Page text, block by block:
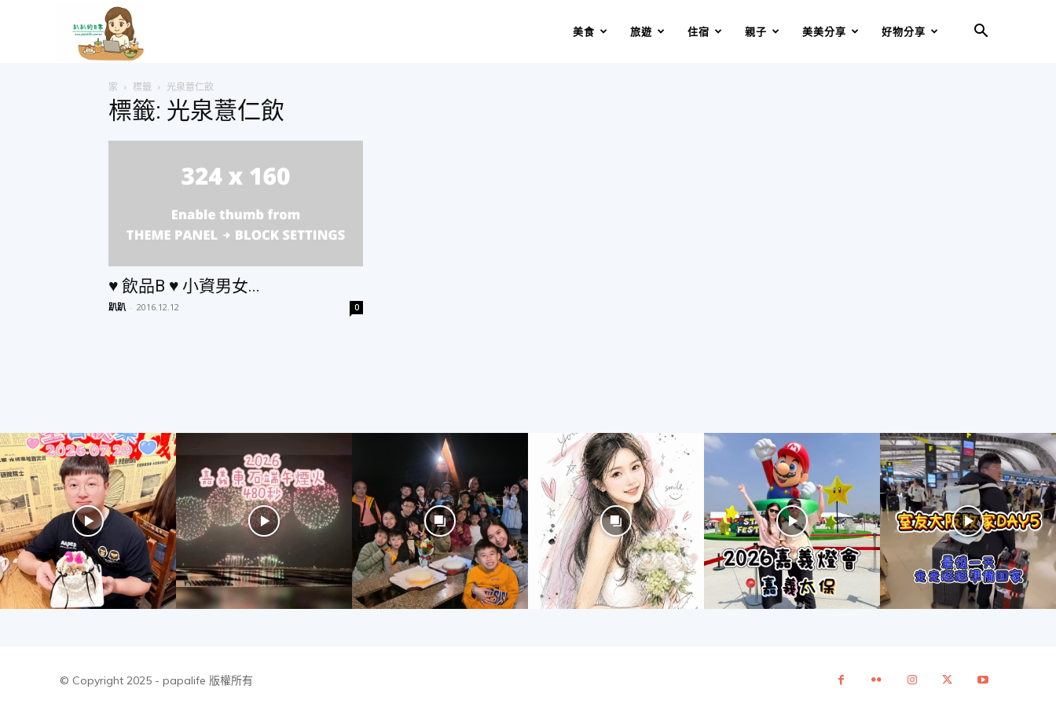
趴
常
食、
旅
遊、
美食 旅遊 住宿 親子 美美分享 好物分享
家 標籤 光泉薏仁飲
標籤: 光泉薏仁飲
♥ 飲品B ♥ 小資男女...
趴趴 - 2016.12.12 0
© Copyright 2025 - papalife 版權所有